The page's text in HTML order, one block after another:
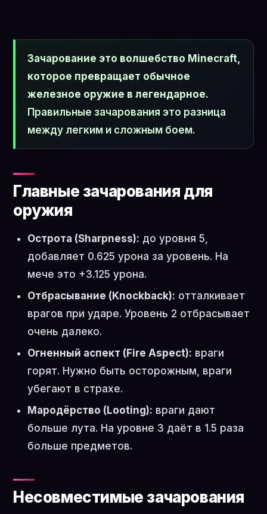
Зачарование это волшебство Minecraft,
которое превращает обычное
железное оружие в легендарное.
Правильные зачарования это разница
между легким и сложным боем.
Главные зачарования для
оружия
Острота (Sharpness): до уровня 5,
добавляет 0.625 урона за уровень. На
мече это +3.125 урона.
Отбрасывание (Knockback): отталкивает
врагов при ударе. Уровень 2 отбрасывает
очень далеко.
Огненный аспект (Fire Aspect): враги
горят. Нужно быть осторожным, враги
убегают в страхе.
Мародёрство (Looting): враги дают
больше лута. На уровне 3 даёт в 1.5 раза
больше предметов.
Несовместимые зачарования